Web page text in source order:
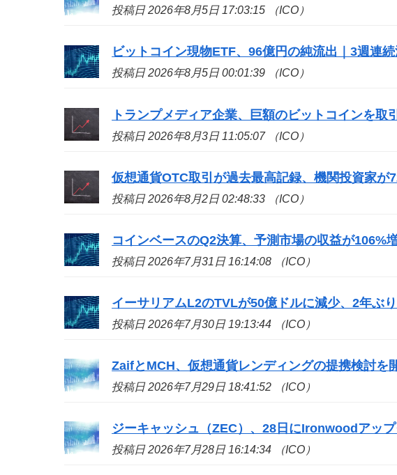
投稿日 2026年8月5日 17:03:15 （ICO）
ビットコイン現物ETF、96億円の純流出｜3週連
投稿日 2026年8月5日 00:01:39 （ICO）
トランプメディア企業、巨額のビットコインを取
投稿日 2026年8月3日 11:05:07 （ICO）
仮想通貨OTC取引が過去最高記録、機関投資家が
投稿日 2026年8月2日 02:48:33 （ICO）
コインベースのQ2決算、予測市場の収益が106%
投稿日 2026年7月31日 16:14:08 （ICO）
イーサリアムL2のTVLが50億ドルに減少、2年ぶ
投稿日 2026年7月30日 19:13:44 （ICO）
ZaifとMCH、仮想通貨レンディングの提携検討を
投稿日 2026年7月29日 18:41:52 （ICO）
ジーキャッシュ（ZEC）、28日にIronwoodアッ
投稿日 2026年7月28日 16:14:34 （ICO）